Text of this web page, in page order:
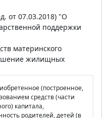
от 07.03.2018) "О
поддержки
материнского
жилищных
(построенное,
средств (части
капитала,
родителей, детей (в